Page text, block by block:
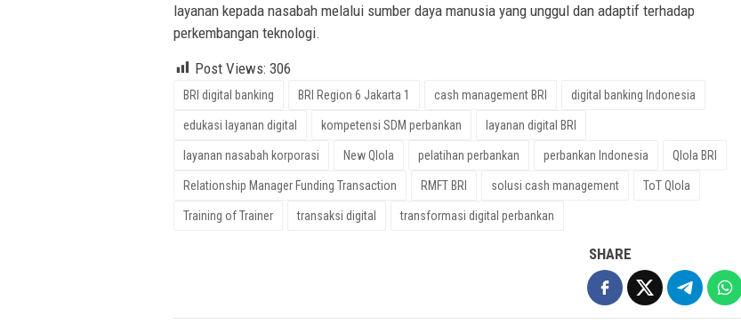
layanan kepada nasabah melalui sumber daya manusia yang unggul dan adaptif terhadap
perkembangan teknologi.
Post Views: 306
BRI digital banking BRI Region 6 Jakarta 1 cash management BRI digital banking Indonesia
edukasi layanan digital kompetensi SDM perbankan layanan digital BRI
layanan nasabah korporasi New Qlola pelatihan perbankan perbankan Indonesia Qlola BRI
Relationship Manager Funding Transaction RMFT BRI solusi cash management ToT Qlola
Training of Trainer transaksi digital transformasi digital perbankan
SHARE